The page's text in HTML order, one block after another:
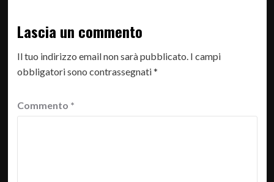
Lascia un commento
Il tuo indirizzo email non sarà pubblicato. I campi
obbligatori sono contrassegnati*
Commento *